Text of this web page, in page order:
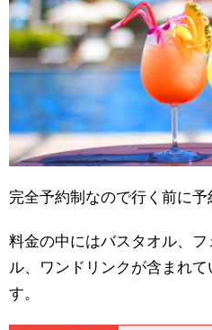
完全予約制なので行く前に予
料金の中にはバスタオル、
ル、ワンドリンクが含まれ
す。